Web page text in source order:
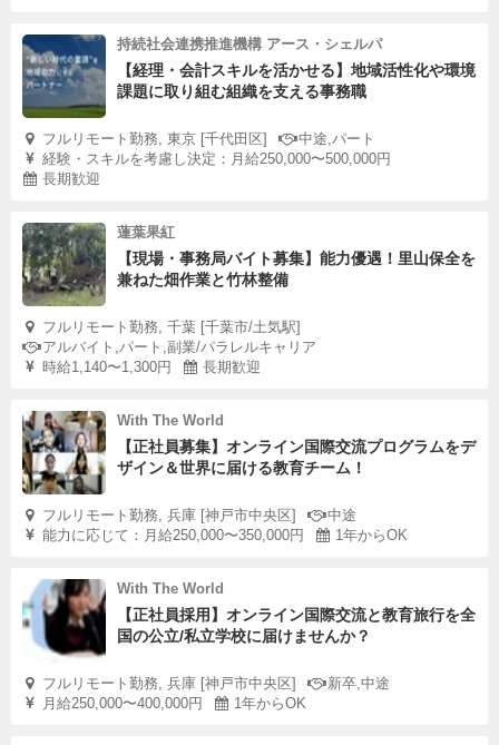
持続社会連携推進機構 アース・シェルパ
【経理・会計スキルを活かせる】地域活性化や環境
課題に取り組む組織を支える事務職
フルリモート勤務, 東京 [千代田区]
中途,パート
経験・スキルを考慮し決定：月給250,000〜500,000円
長期歓迎
蓮葉果紅
【現場・事務局バイト募集】能力優遇！里山保全を
兼ねた畑作業と竹林整備
フルリモート勤務, 千葉 [千葉市/土気駅]
アルバイト,パート,副業/パラレルキャリア
時給1,140〜1,300円
長期歓迎
With The World
【正社員募集】オンライン国際交流プログラムをデ
ザイン＆世界に届ける教育チーム！
フルリモート勤務, 兵庫 [神戸市中央区]
中途
能力に応じて：月給250,000〜350,000円
1年からOK
With The World
【正社員採用】オンライン国際交流と教育旅行を全
国の公立/私立学校に届けませんか？
フルリモート勤務, 兵庫 [神戸市中央区]
新卒,中途
月給250,000〜400,000円
1年からOK